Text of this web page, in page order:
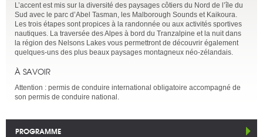
L’accent est mis sur la diversité des paysages côtiers du Nord de l’île du
Sud avec le parc d’Abel Tasman, les Malborough Sounds et Kaikoura.
Les trois étapes sont propices à la randonnée ou aux activités sportives
nautiques. La traversée des Alpes à bord du Tranzalpine et la nuit dans
la région des Nelsons Lakes vous permettront de découvrir également
quelques-uns des plus beaux paysages montagneux néo-zélandais.
À SAVOIR
Attention : permis de conduire international obligatoire accompagné de
son permis de conduire national.
PROGRAMME